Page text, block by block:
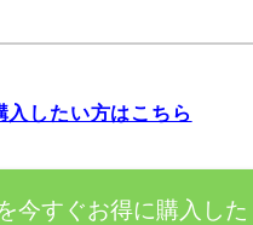
したい方はこちら
今すぐお得に購入した